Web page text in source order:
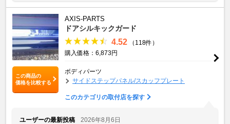
この商品の
価格を比較する
AXIS-PARTS
ドアシルキックガード
4.52
（118件）
購入価格：6,873円
ボディパーツ
サイドステップパネル/スカッフプレート
このカテゴリの取付店を探す
ユーザーの最新投稿
2026年8月6日